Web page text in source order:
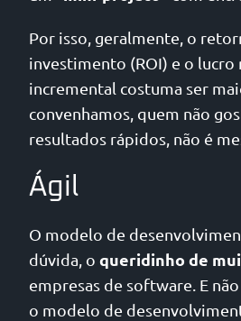
Por isso, geralmente, o
investimento (ROI) e o lucro
incremental costuma ser
convenhamos, quem não
resultados rápidos, não é
Ágil
O modelo de
dúvida, o queridinho de
empresas de software. E
o modelo de